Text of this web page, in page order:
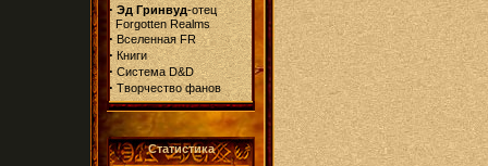
· Эд Гринвуд-отец
Forgotten Realms
· Вселенная FR
· Книги
· Система D&D
· Творчество фанов
Статистика